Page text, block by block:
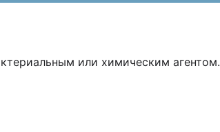
или химическим агентом.